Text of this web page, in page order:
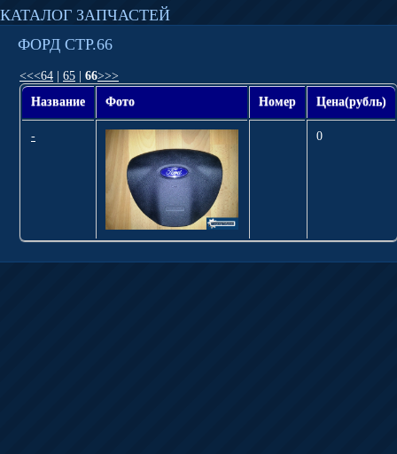
КАТАЛОГ ЗАПЧАСТЕЙ
ФОРД СТР.66
<<<64 65 66>>>
Название
Фото Номер Цена(рубль)
- 0